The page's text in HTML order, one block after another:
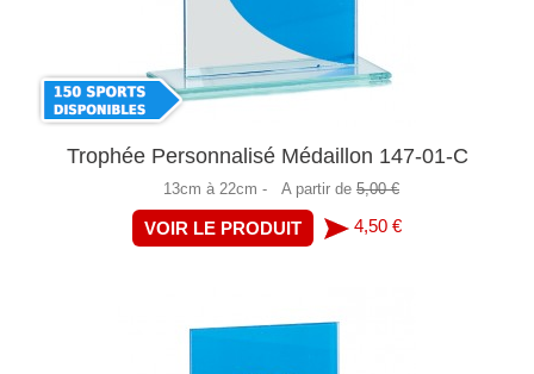
Trophée Personnalisé Médaillon 147-01-C
13cm à 22cm - A partir de 5,00 €
VOIR LE PRODUIT 4,50 €